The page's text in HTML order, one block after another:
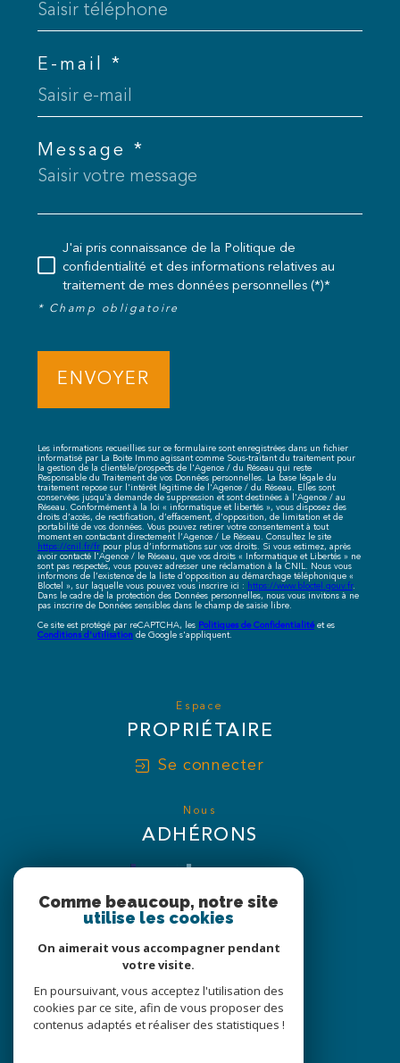
E-mail *
Message *
J'ai pris connaissance de la Politique de
confidentialité et des informations relatives au
traitement de mes données personnelles (*)*
* Champ obligatoire
ENVOYER
Les informations recueillies sur ce formulaire sont enregistrées dans un fichier
informatisé par La Boite Immo agissant comme Sous-traitant du traitement pour
la gestion de la clientèle/prospects de l'Agence / du Réseau qui reste
Responsable du Traitement de vos Données personnelles. La base légale du
traitement repose sur l'intérêt légitime de l'Agence / du Réseau. Elles sont
conservées jusqu'à demande de suppression et sont destinées à l'Agence / au
Réseau. Conformément à la loi « informatique et libertés », vous disposez des
droits d’accès, de rectification, d’effacement, d’opposition, de limitation et de
portabilité de vos données. Vous pouvez retirer votre consentement à tout
moment en contactant directement l’Agence / Le Réseau. Consultez le site
https://cnil.fr/fr pour plus d’informations sur vos droits. Si vous estimez, après
avoir contacté l'Agence / le Réseau, que vos droits « Informatique et Libertés » ne
sont pas respectés, vous pouvez adresser une réclamation à la CNIL. Nous vous
informons de l’existence de la liste d'opposition au démarchage téléphonique «
Bloctel », sur laquelle vous pouvez vous inscrire ici : https://www.bloctel.gouv.fr.
Dans le cadre de la protection des Données personnelles, nous vous invitons à ne
pas inscrire de Données sensibles dans le champ de saisie libre.
Ce site est protégé par reCAPTCHA, les Politiques de Confidentialitéet es
Conditions d'utilisation de Google s'appliquent.
Espace
PROPRIÉTAIRE
Se connecter
Nous
ADHÉRONS
Comme beaucoup, notre site
utilise les cookies
On aimerait vous accompagner pendant
votre visite.
En poursuivant, vous acceptez l'utilisation des
cookies par ce site, afin de vous proposer des
contenus adaptés et réaliser des statistiques !